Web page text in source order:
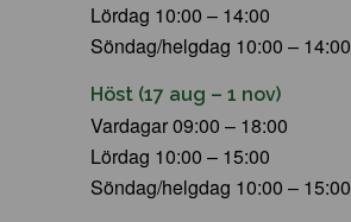
Lördag 10:00 – 14:00
Söndag/helgdag 10:00 – 14:00
Höst (17 aug – 1 nov)
Vardagar 09:00 – 18:00
Lördag 10:00 – 15:00
Söndag/helgdag 10:00 – 15:00